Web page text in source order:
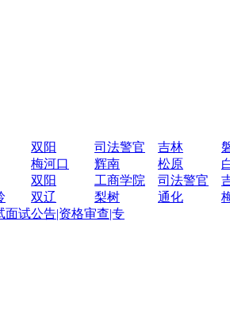
双阳 司法警官 吉林
梅河口 辉南 松原
双阳 工商学院 司法警官
双辽 梨树 通化
面试公告|资格审查|专